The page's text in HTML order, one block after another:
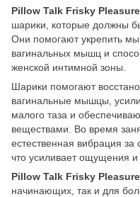
Pillow Talk Frisky
шарики, которые должны
Они помогают укрепить
вагинальных мышц и
женской интимной зоны.
Шарики помогают
вагинальные мышцы,
малого таза и
веществами. Во время
естественная вибрация за
что усиливает ощущения
Pillow Talk Frisky
начинающих, так и для